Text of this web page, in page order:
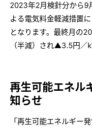
2023年2月検針分から9
よる電気料金軽減措置
となります。最終月の
（半減）され▲3.5円／
再生可能エネル
知らせ
「再生可能エネルギー